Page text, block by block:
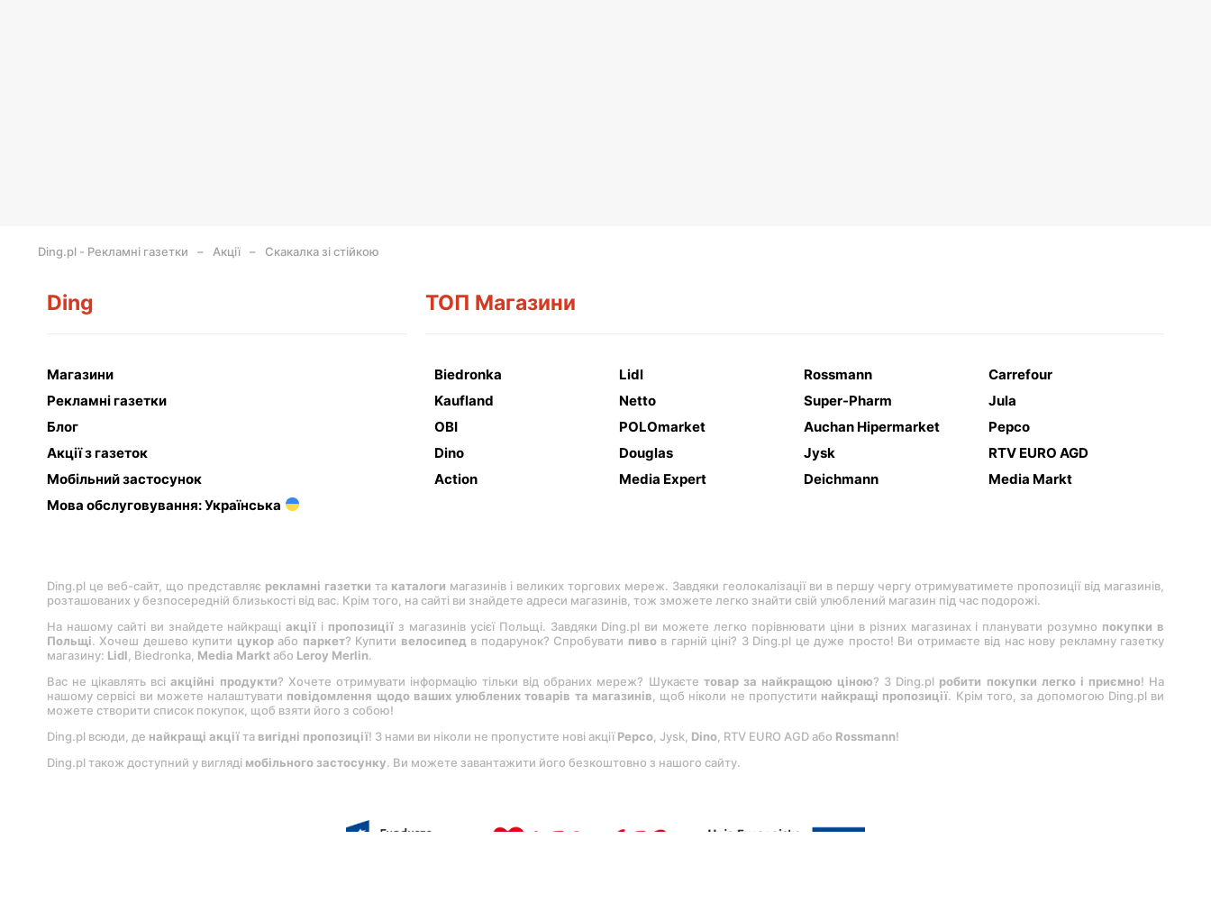
Ding.pl - Рекламні газетки Акції Скакалка зі стійкою
Ding
Магазини
Рекламні газетки
Блог
Акції з газеток
Мобільний застосунок
Мова обслуговування: Українська
ТОП Магазини
Biedronka Lidl Rossmann
Carrefour
Kaufland
Netto Super-Pharm
Jula
OBI
POLOmarket Auchan Hipermarket
Pepco
Dino
Douglas Jysk
RTV EURO AGD
Action
Media Expert Deichmann Media Markt
Ding.pl це веб-сайт, що представляє рекламні газетки та каталоги магазинів і великих торгових мереж. Завдяки геолокалізації ви в першу чергу отримуватимете пропозиції від магазинів,
розташованих у безпосередній близькості від вас. Крім того, на сайті ви знайдете адреси магазинів, тож зможете легко знайти свій улюблений магазин під час подорожі.
На нашому сайті ви знайдете найкращіакції і пропозиції з магазинів усієї Польщі. Завдяки Ding.pl ви можете легко порівнювати ціни в різних магазинах і планувати розумно покупки в
Польщі. Хочеш дешево купити цукорабо паркет? Купити велосипедв подарунок? Спробувати пивов гарній ціні? З Ding.pl це дуже просто! Ви отримаєте від нас нову рекламну газетку
магазину: Lіdl, Bіedronka, Medіa Markt або Leroy Merlіn.
Вас не цікавлять всіакційні продукти? Хочете отримувати інформацію тільки від обраних мереж? Шукаєте товар за найкращою ціною? З Ding.pl робити покупки легко і приємно! На
нашому сервісі ви можете налаштувати повідомлення щодо ваших улюблених товарів та магазинів, щоб ніколи не пропустити найкращі пропозиції. Крім того, за допомогою Ding.pl ви
можете створити список покупок, щоб взяти його з собою!
Ding.pl всюди, де найкращі акціїта вигідні пропозиції! З нами ви ніколи не пропустите нові акціїPepco, Jysk, Dіno, RTV EURO AGD або Rossmann!
Ding.pl також доступний у вигляді мобільного застосунку. Ви можете завантажити його безкоштовно з нашого сайту.